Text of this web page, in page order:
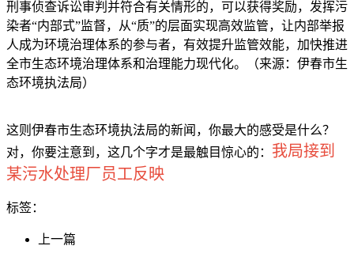
刑事侦查诉讼审判并符合有关情形的，可以获得奖励，发挥污
染者“内部式”监督，从“质”的层面实现高效监管，让内部举报
人成为环境治理体系的参与者，有效提升监管效能，加快推进
全市生态环境治理体系和治理能力现代化。（来源：伊春市生
态环境执法局）
这则伊春市生态环境执法局的新闻，你最大的感受是什么？
对，你要注意到，这几个字才是最触目惊心的： 我局接到
某污水处理厂员工反映
标签：
上一篇